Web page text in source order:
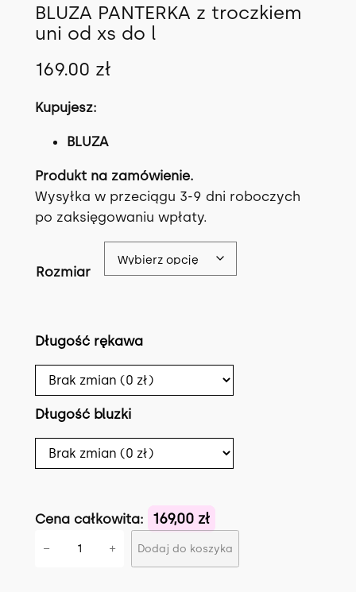
BLUZA PANTERKA z troczkiem
uni od xs do l
169.00 zł
Kupujesz:
BLUZA
Produkt na zamówienie.
Wysyłka w przeciągu 3-9 dni roboczych
po zaksięgowaniu wpłaty.
Rozmiar
Długość rękawa
Długość bluzki
Cena całkowita: 169,00 zł
− + Dodaj do koszyka